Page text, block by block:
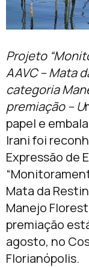
Projeto
AAVC – Mata
categoria
premiação – U
papel e
Irani foi
Expressão de
Mata da
Manejo
premiação
agosto, no
Florianópolis.